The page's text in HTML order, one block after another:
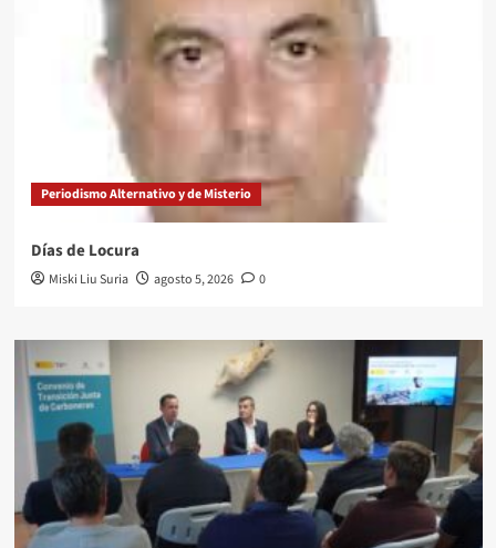
Periodismo Alternativo y de Misterio
Días de Locura
Miski Liu Suria agosto 5, 2026 0